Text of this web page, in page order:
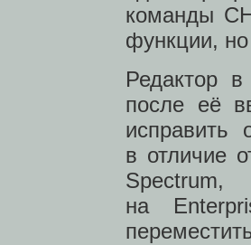
команды
функции,
Редактор
после её
исправить
в отличие
на